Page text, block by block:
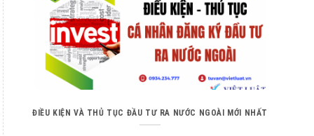
ĐIỀU KIỆN VÀ THỦ TỤC ĐẦU TƯ RA NƯỚC NGOÀI MỚI NHẤT